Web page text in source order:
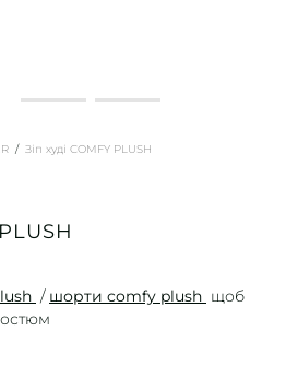
Зіп худі COMFY PLUSH
/ шорти comfy plush щоб